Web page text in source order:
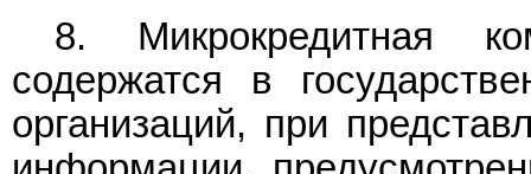
8. Микрокредитная
содержатся в
организаций, при